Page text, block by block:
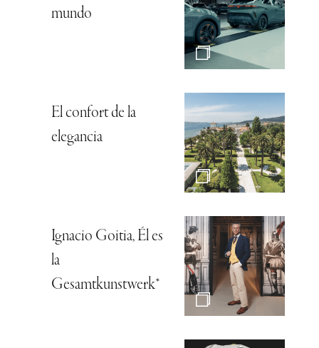
mundo
El confort de la
elegancia
Ignacio Goitia, Él es
la
Gesamtkunstwerk*